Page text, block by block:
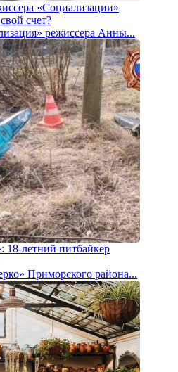
«Социализации»
счет?
режиссера Анны...
18-летний питбайкер
Приморского района...